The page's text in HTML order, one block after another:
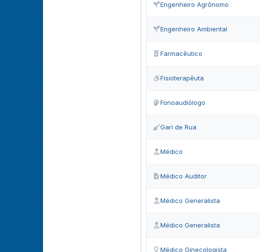
Engenheiro Agrônomo
Engenheiro Ambiental
Farmacêutico
Fisioterapêuta
Fonoaudiólogo
Gari de Rua
Médico
Médico Auditor
Médico Generalista
Médico Generalista
Médico Ginecologista